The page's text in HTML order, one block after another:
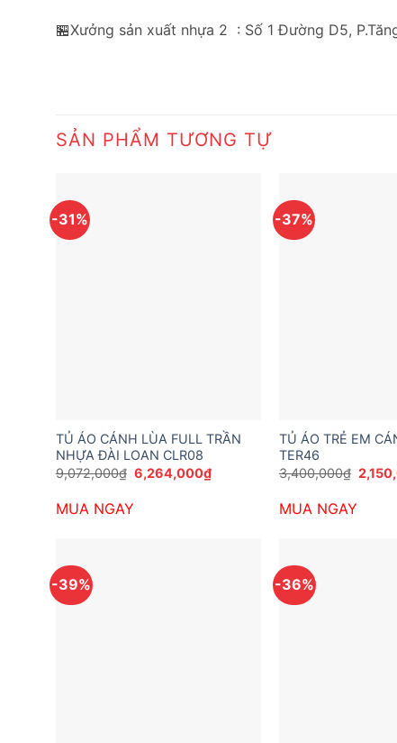
🏪Xưởng sản xuất nhựa 2 : Số 1 Đường D5,
SẢN PHẨM TƯƠNG TỰ
-31%
TỦ ÁO CÁNH LÙA FULL TRẦN
NHỰA ĐÀI LOAN CLR08
9,072,000₫ Giá
gốc
6,264,000₫Giá
MUA NGAY
-37%
TỦ ÁO TRẺ EM
TER46
3,400,000₫ Giá
gốc
MUA NGAY
-39% -36%